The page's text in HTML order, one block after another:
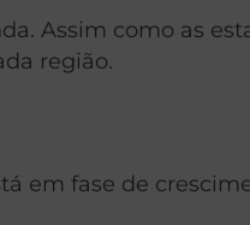
Assim como as
região.
em fase de